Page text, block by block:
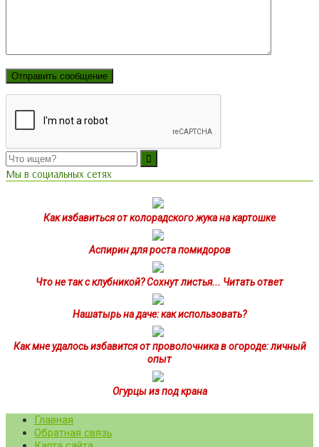
Мы в социальных сетях
Как избавиться от колорадского жука на картошке
Аспирин для роста помидоров
Что не так с клубникой? Сохнут листья... Читать ответ
Нашатырь на даче: как использовать?
Как мне удалось избавится от проволочника в огороде: личный
опыт
Огурцы из под крана
Главная
Обратная связь